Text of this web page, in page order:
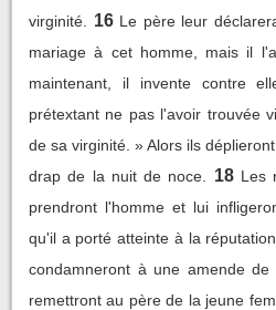
virginité.
16 Le père leur
mariage à cet homme, mais il
maintenant, il invente contre
prétextant ne pas l'avoir trouvée
de sa virginité. » Alors ils
drap de la nuit de noce.
18 Les
prendront l'homme et lui
qu'il a porté atteinte à la
condamneront à une amende
remettront au père de la jeune